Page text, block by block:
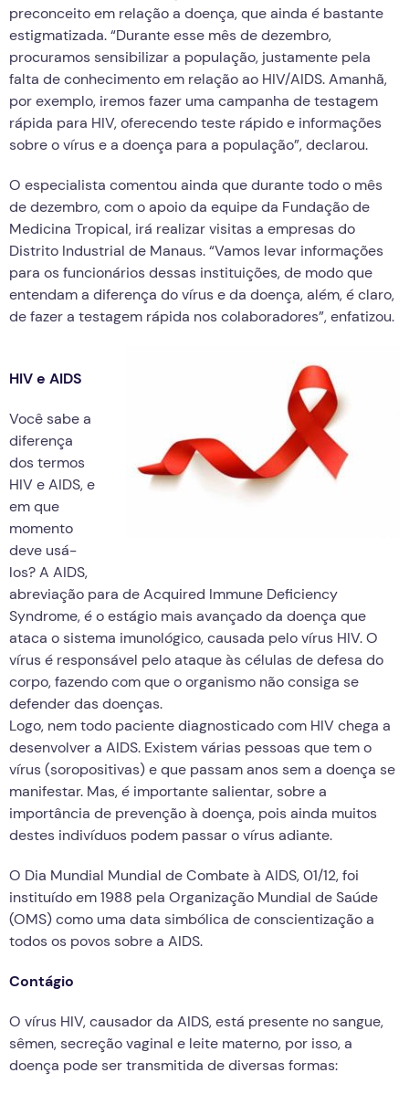
preconceito em relação a doença, que ainda é bastante
estigmatizada. “Durante esse mês de dezembro,
procuramos sensibilizar a população, justamente pela
falta de conhecimento em relação ao HIV/AIDS. Amanhã,
por exemplo, iremos fazer uma campanha de testagem
rápida para HIV, oferecendo teste rápido e informações
sobre o vírus e a doença para a população”, declarou.
O especialista comentou ainda que durante todo o mês
de dezembro, com o apoio da equipe da Fundação de
Medicina Tropical, irá realizar visitas a empresas do
Distrito Industrial de Manaus. “Vamos levar informações
para os funcionários dessas instituições, de modo que
entendam a diferença do vírus e da doença, além, é claro,
de fazer a testagem rápida nos colaboradores”, enfatizou.
HIV e AIDS
Você sabe a
diferença
dos termos
HIV e AIDS, e
em que
momento
deve usá-
los? A AIDS,
abreviação para de Acquired Immune Deficiency
Syndrome, é o estágio mais avançado da doença que
ataca o sistema imunológico, causada pelo vírus HIV. O
vírus é responsável pelo ataque às células de defesa do
corpo, fazendo com que o organismo não consiga se
defender das doenças.
Logo, nem todo paciente diagnosticado com HIV chega a
desenvolver a AIDS. Existem várias pessoas que tem o
vírus (soropositivas) e que passam anos sem a doença se
manifestar. Mas, é importante salientar, sobre a
importância de prevenção à doença, pois ainda muitos
destes indivíduos podem passar o vírus adiante.
O Dia Mundial Mundial de Combate à AIDS, 01/12, foi
instituído em 1988 pela Organização Mundial de Saúde
(OMS) como uma data simbólica de conscientização a
todos os povos sobre a AIDS.
Contágio
O vírus HIV, causador da AIDS, está presente no sangue,
sêmen, secreção vaginal e leite materno, por isso, a
doença pode ser transmitida de diversas formas: